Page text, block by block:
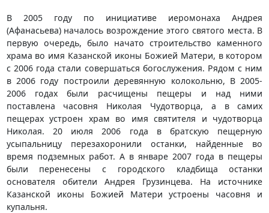
В 2005 году по инициативе иеромонаха Андрея
(Афанасьева) началось возрождение этого святого места. В
первую очередь, было начато строительство каменного
храма во имя Казанской иконы Божией Матери, в котором
с 2006 года стали совершаться богослужения. Рядом с ним
в 2006 году построили деревянную колокольню, В 2005-
2006 годах были расчищены пещеры и над ними
поставлена часовня Николая Чудотворца, а в самих
пещерах устроен храм во имя святителя и чудотворца
Николая. 20 июля 2006 года в братскую пещерную
усыпальницу перезахоронили останки, найденные во
время подземных работ. А в январе 2007 года в пещеры
были перенесены с городского кладбища останки
основателя обители Андрея Грузинцева. На источнике
Казанской иконы Божией Матери устроены часовня и
купальня.